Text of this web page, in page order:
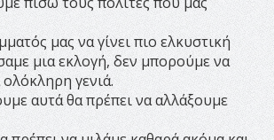
μας να γίνει πιο ελκυστική
μια εκλογή, δεν μπορούμε να
γενιά.
αυτά θα πρέπει να αλλάξουμε